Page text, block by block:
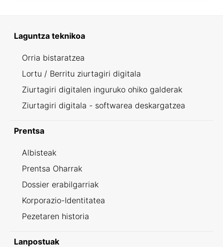
Laguntza teknikoa
Orria bistaratzea
Lortu / Berritu ziurtagiri digitala
Ziurtagiri digitalen inguruko ohiko galderak
Ziurtagiri digitala - softwarea deskargatzea
Prentsa
Albisteak
Prentsa Oharrak
Dossier erabilgarriak
Korporazio-Identitatea
Pezetaren historia
Lanpostuak